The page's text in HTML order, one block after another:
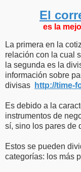
El
es la
La primera en la
relación con la cual
la segunda es la
información sobre
divisas
http://time-
Es debido a la
instrumentos de
sí, sino los pares de
Estos se pueden
categorías: los más